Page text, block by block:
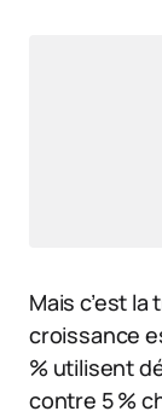
Mais c’est
croissance
% utilisent
contre 5 %